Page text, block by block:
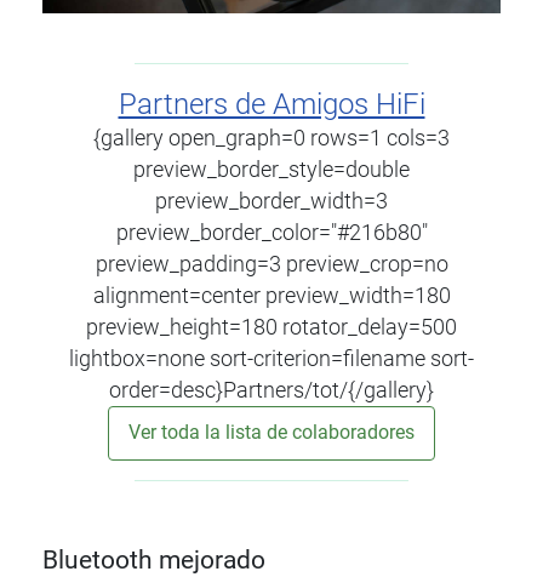
Partners de Amigos HiFi
{gallery open_graph=0 rows=1 cols=3
preview_border_style=double
preview_border_width=3
preview_border_color="#216b80"
preview_padding=3 preview_crop=no
alignment=center preview_width=180
preview_height=180 rotator_delay=500
lightbox=none sort-criterion=filename sort-
order=desc}Partners/tot/{/gallery}
Ver toda la lista de colaboradores
Bluetooth mejorado